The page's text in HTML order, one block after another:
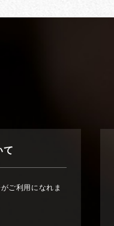
て
ご利用になれま